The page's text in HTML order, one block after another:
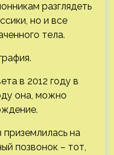
разглядеть
но и все
тела.
в 2012 году в
она, можно
на
позвонок – тот,